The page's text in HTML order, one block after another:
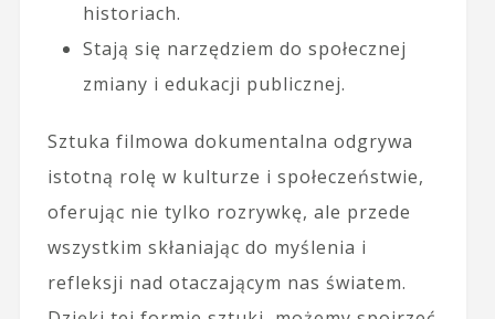
historiach.
Stają się narzędziem do społecznej
zmiany i edukacji publicznej.
Sztuka filmowa dokumentalna odgrywa
istotną rolę w kulturze i społeczeństwie,
oferując nie tylko rozrywkę, ale przede
wszystkim skłaniając do myślenia i
refleksji nad otaczającym nas światem.